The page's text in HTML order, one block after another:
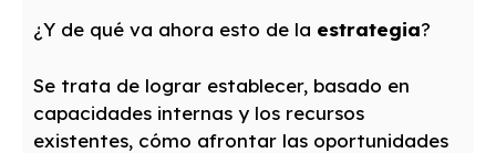
¿Y de qué va ahora esto de la estrategia?
Se trata de lograr establecer, basado en
capacidades internas y los recursos
existentes, cómo afrontar las oportunidades